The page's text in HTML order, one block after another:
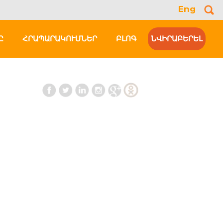
Eng
ՀՐԱՊԱՐԱԿՈՒՄՆԵՐ ԲԼՈԳ ՆՎԻՐԱԲԵՐԵԼ